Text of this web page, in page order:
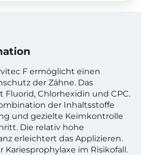
F ermöglicht einen
der Zähne. Das
Fluorid, Chlorhexidin und CPC.
der Inhaltsstoffe
und gezielte Keimkontrolle
Die relativ hohe
erleichtert das Applizieren.
Kariesprophylaxe im Risikofall.